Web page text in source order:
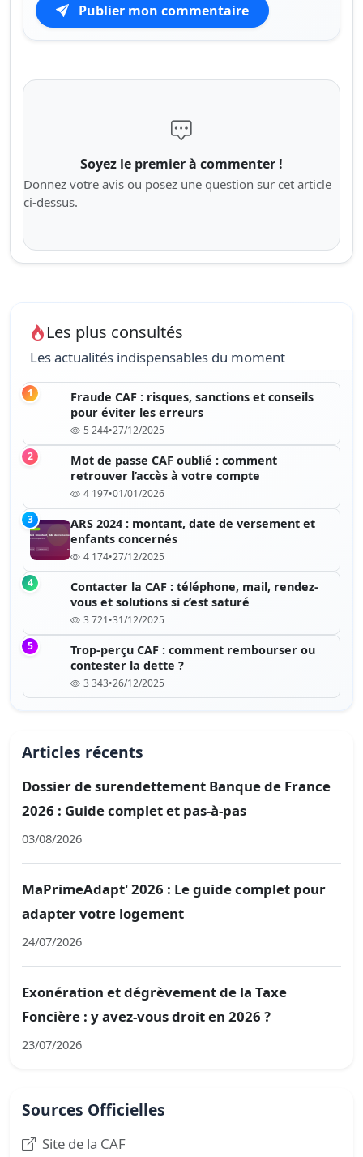
Publier mon commentaire
Soyez le premier à commenter !
Donnez votre avis ou posez une question sur cet article
ci-dessus.
Les plus consultés
Les actualités indispensables du moment
1
Fraude CAF : risques, sanctions et conseils
pour éviter les erreurs
5 244•27/12/2025
2
Mot de passe CAF oublié : comment
retrouver l’accès à votre compte
4 197•01/01/2026
3
ARS 2024 : montant, date de versement et
enfants concernés
4 174•27/12/2025
4
Contacter la CAF : téléphone, mail, rendez-
vous et solutions si c’est saturé
3 721•31/12/2025
5
Trop-perçu CAF : comment rembourser ou
contester la dette ?
3 343•26/12/2025
Articles récents
Dossier de surendettement Banque de France
2026 : Guide complet et pas-à-pas
03/08/2026
MaPrimeAdapt' 2026 : Le guide complet pour
adapter votre logement
24/07/2026
Exonération et dégrèvement de la Taxe
Foncière : y avez-vous droit en 2026 ?
23/07/2026
Sources Officielles
Site de la CAF